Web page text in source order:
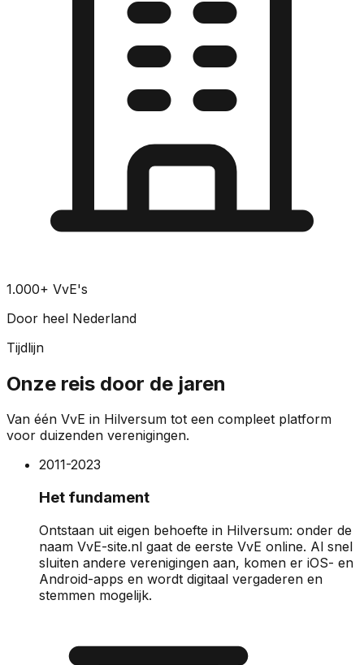
1.000+ VvE's
Door heel Nederland
Tijdlijn
Onze reis door de jaren
Van één VvE in Hilversum tot een compleet platform
voor duizenden verenigingen.
2011-2023
Het fundament
Ontstaan uit eigen behoefte in Hilversum: onder de
naam VvE-site.nl gaat de eerste VvE online. Al snel
sluiten andere verenigingen aan, komen er iOS- en
Android-apps en wordt digitaal vergaderen en
stemmen mogelijk.